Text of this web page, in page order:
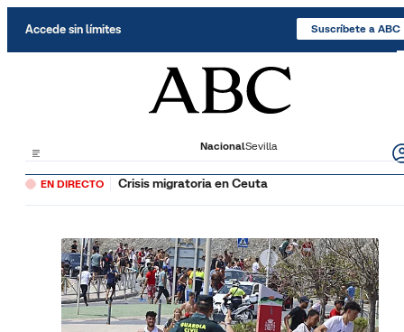
Accede sin límites Suscríbete a ABC
NacionalSevilla
EN DIRECTO Crisis migratoria en Ceuta